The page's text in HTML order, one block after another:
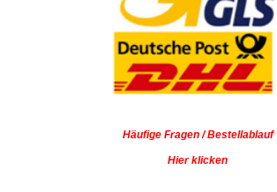
Häufige Fragen / Bestellablauf
Hier klicken